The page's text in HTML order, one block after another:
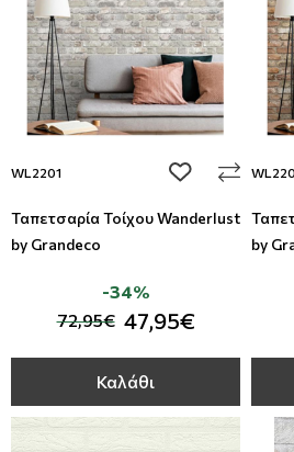
WL2201 add to wishlist
Ταπετσαρία Τοίχου Wanderlust
by Grandeco
72,95€ 47,95€
-34%
Καλάθι
by